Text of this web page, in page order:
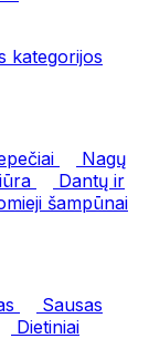
kategorijos
Nagų
Dantų ir
šampūnai
Sausas
Dietiniai